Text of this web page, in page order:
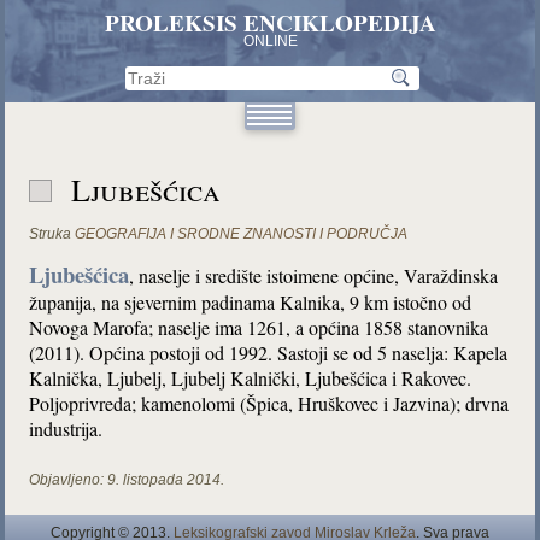
PROLEKSIS ENCIKLOPEDIJA
ONLINE
Ljubešćica
Struka GEOGRAFIJA I SRODNE ZNANOSTI I PODRUČJA
Ljubešćica, naselje i središte istoimene općine, Varaždinska
županija, na sjevernim padinama Kalnika, 9 km istočno od
Novoga Marofa; naselje ima 1261, a općina 1858 stanovnika
(2011). Općina postoji od 1992. Sastoji se od 5 naselja: Kapela
Kalnička, Ljubelj, Ljubelj Kalnički, Ljubešćica i Rakovec.
Poljoprivreda; kamenolomi (Špica, Hruškovec i Jazvina); drvna
industrija.
Objavljeno: 9. listopada 2014.
Copyright © 2013. Leksikografski zavod Miroslav Krleža. Sva prava